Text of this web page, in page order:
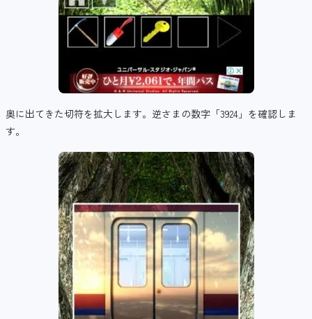
奥に出てきた切符を拡大します。逆さまの数字「3924」を確認しま
す。